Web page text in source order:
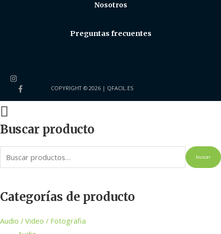
Nosotros
Preguntas frecuentes
COPYRIGHT © 2026 | QFACIL.ES
Buscar producto
buscar
Categorías de producto
Audio / Video / Fotografia